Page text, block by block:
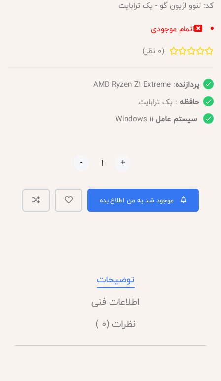
کد: لنوو لژیون گو - یک ترابایت
اتمام موجودی
(
0 نظر)
پردازنده: AMD Ryzen Z1 Extreme
حافظه : یک ترابایت
سیستم عامل
- +
موجود شد به من اطلاع بده
توضیحات
اطلاعات فنی
نظرات (0 )